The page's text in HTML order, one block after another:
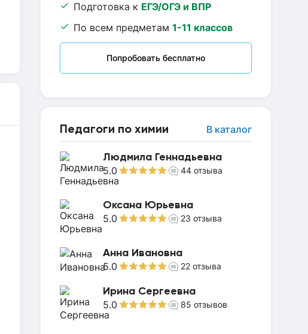
Подготовка к ЕГЭ/ОГЭ и ВПР
По всем предметам 1-11 классов
Попробовать бесплатно
Педагоги по химии В каталог
Людмила Геннадьевна
5.0 44 отзыва
Оксана Юрьевна
5.0 23 отзыва
Анна Ивановна
5.0 22 отзыва
Ирина Сергеевна
5.0 85 отзывов